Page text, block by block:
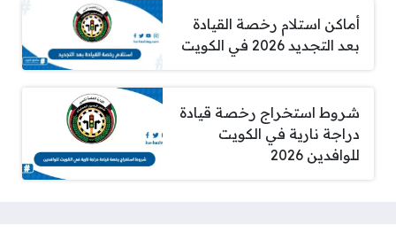
أماكن استلام رخصة القيادة
بعد التجديد 2026 في الكويت
شروط استخراج رخصة قيادة
دراجة نارية في الكويت
للوافدين 2026